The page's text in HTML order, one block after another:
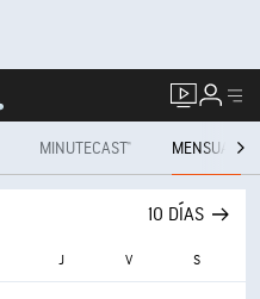
MINUTECAST® MENSUAL
10 DÍAS
J V S